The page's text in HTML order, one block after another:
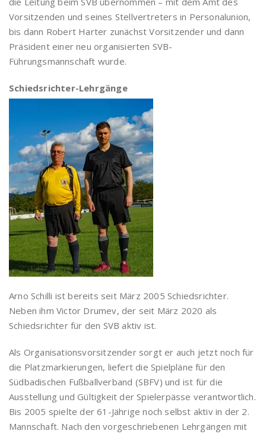
Vorsitzenden und seines Stellvertreters in Personalunion,
bis dann Robert Harter zunächst Vorsitzender und dann
Präsident einer neu organisierten SVB-
Führungsmannschaft wurde.
Schiedsrichter-Lehrgänge
Arno Schilli ist bereits seit März 2005 Schiedsrichter.
Neben ihm Victor Drumev, der seit März 2020 als
Schiedsrichter für den SVB aktiv ist.
Als Organisationsvorsitzender sorgt er auch jetzt noch für
die Platzmarkierungen, liefert die Spielpläne für den
Südbadischen Fußballverband (SBFV) und ist für die
Ausstellung und Gültigkeit der Spielerpässe verantwortlich.
Bis 2005 spielte der 61-Jährige noch selbst aktiv in der 2.
Mannschaft. Nach den vorgeschriebenen Lehrgängen mit